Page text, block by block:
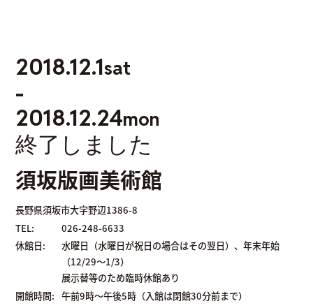
2018.12.1sat
-
2018.12.24mon
終了しました
須坂版画美術館
長野県須坂市大字野辺1386-8
TEL:
026-248-6633
休館日:
水曜日（水曜日が祝日の場合はその翌日）、年末年始
（12/29～1/3）
展示替等のため臨時休館あり
開館時間: 午前9時～午後5時（入館は閉館30分前まで）